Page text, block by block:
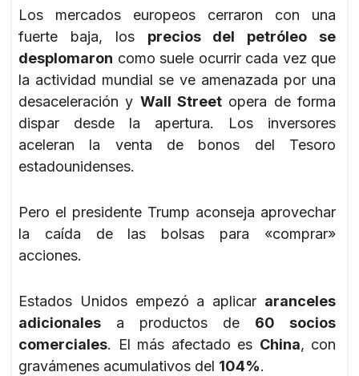
Los mercados europeos cerraron con una
fuerte baja, los precios del petróleo se
desplomaron como suele ocurrir cada vez que
la actividad mundial se ve amenazada por una
desaceleración y Wall Street opera de forma
dispar desde la apertura. Los inversores
aceleran la venta de bonos del Tesoro
estadounidenses.
Pero el presidente Trump aconseja aprovechar
la caída de las bolsas para «comprar»
acciones.
Estados Unidos empezó a aplicar aranceles
adicionales a productos de 60 socios
comerciales. El más afectado es China, con
gravámenes acumulativos del 104%.